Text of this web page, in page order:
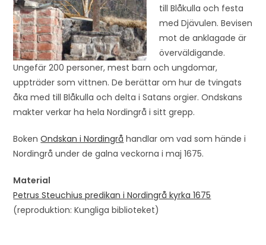
till Blåkulla och festa
med Djävulen. Bevisen
mot de anklagade är
överväldigande.
Ungefär 200 personer, mest barn och ungdomar,
uppträder som vittnen. De berättar om hur de tvingats
åka med till Blåkulla och delta i Satans orgier. Ondskans
makter verkar ha hela Nordingrå i sitt grepp.
BokenOndskan i Nordingrå handlar om vad som hände i
Nordingrå under de galna veckorna i maj 1675.
Material
Petrus Steuchius predikan i Nordingrå kyrka 1675
(reproduktion: Kungliga biblioteket)